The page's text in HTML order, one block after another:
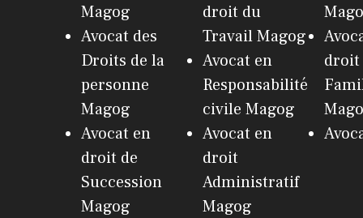
Magog
Avocat des
Droits de la
personne
Magog
Avocat en
droit de
Succession
Magog
droit du
Travail Magog
Avocat en
Responsabilité
civile Magog
Avocat en
droit
Administratif
Magog
droit